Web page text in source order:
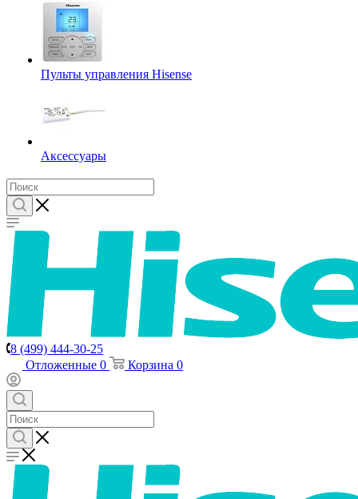
Пульты управления Hisense
Аксессуары
8 (499) 444-30-25
Отложенные 0 Корзина 0